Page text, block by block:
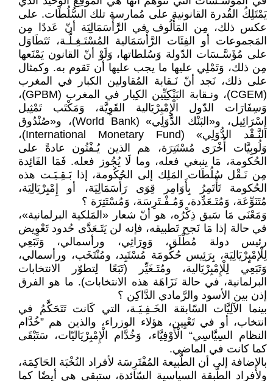
يَمْتَلِكُ القُدرة القانونية على مُمارسة تلك السُّلُطَات. على
عكس ذلك، مِن المَأْلُوف في الرَّأْسَمَالِيَة أنّ عَددًا مِن
المَجموعات أو الفِئَات الرَّأْسَمَالية المُسْتَـغِـلَّـة، تَتَطَاوَل
على مُؤَسَّـسَات الدّولة وَسُلطاتها، وَلَوْ أنّ القانون يَمْنَعها
مِن ذلك، وَتَمْلِي عليها ما يجب عليها أن تَقوم به. وكمثال
على ذلك، نَجد أنّ نَـقابة المُقاولين الكبار في المغرب
(CGEM)، ونـقابة البَنْكِيِّين الكِبار في المغرب (GPBM)،
وَسِفَارَات الدّول الْإِمْبِرْيَالية القَوِيَّة، وَمَكْتَب تَمْثِيل
إِسْرَائِيل، و«البَنْك الدُّوَلِي» (World Bank)، و«صُنْدُوق
النَّـقْد الدُّوَلِي» (International Monetary Fund)،
وَلُوبِيَّات أُخْرَى مُسْتَتِرَة، هم الذين يُـفْتُون عادةً على
الحُكومة، مَا ينبغي فعله، وما لَا يُجُوز فعله. فَمَا الفَائِدة
مِن نَـقْل سُلُطَات المَلِك إلى الحُكُومة، إذا بَـقِـيَـت هذه
الحُكومة تَأْتَمِرُ بِأَوَامِر قِوَى رَأْسَمَالِيَة، أو إِمْبِرْيَالِيَة،
مُتَنَوِّعَة، وَمُتَـعَدِّدة، وَمُـفْـتَرِسَة، وَمُسْتَتِرَة ؟
وَمَعْنَى مَا سَبق ذِكْرُه، هو أنّ شعار «المَلكية البرلمانية»،
في حالة إذا مَا نَجح تَطبيقه، فإنه لن يَتَـعَدَّى حُدود تَعْوِيض
رئيس دولة مُطْلَق، وَوِرَاثِي، ورأسمالي، وَتَبَعِي
لِلْإمْبٍرْيَالِيَة، بِرَئِيس حُكُومَة مُسْتَبِد، ومُنْتَخَب، ورأسمالي،
وَتَبَعِي لِلْإِمْبِرْيَالية، ومُتَـغَيِّر (تَبَعًا لِتطوّر الانتخابات
البرلمانية، في حالة نَزَاهَة هذه الانتخابات). ما هو الفرق
إذن بين الأسود والرَّمادي الدَّاكِن ؟
بينما الآلِيَّات السّابقة الخَـفِـيَـة، التي كَانت تَتَحَكَّمُ في
انتخاب، أو في تَعْيِين، هؤلاء الوزراء، والذين هم ”خُدَّام
النظام السِيَّاسِي“ الْأَوْفِيَّاء، وَخُدَّام الْإِمْبِرْيَاليّات، سَتَبْقَى
كما كانت في الماضي.
بالإضافة إلى أن الطَّبيعة المُفْتَرِسَة لأفراد النُخْبَة الحَاكِمَة،
ولأفراد الطَّبقة السياسية السّائدة، ستبقى هي أيضًا كما